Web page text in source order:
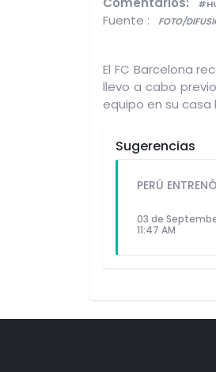
Fuente : FOTO/
El FC Barcelona
llevo a cabo
equipo en su casa
Sugerencias
03 de
11:47 AM